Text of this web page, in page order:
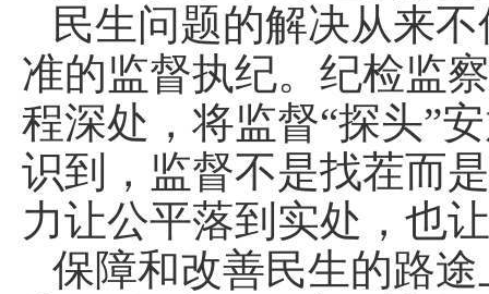
民生问题的解决从来
准的监督执纪。纪检监
程深处，将监督“探头”
识到，监督不是找茬而
力让公平落到实处，也
保障和改善民生的路